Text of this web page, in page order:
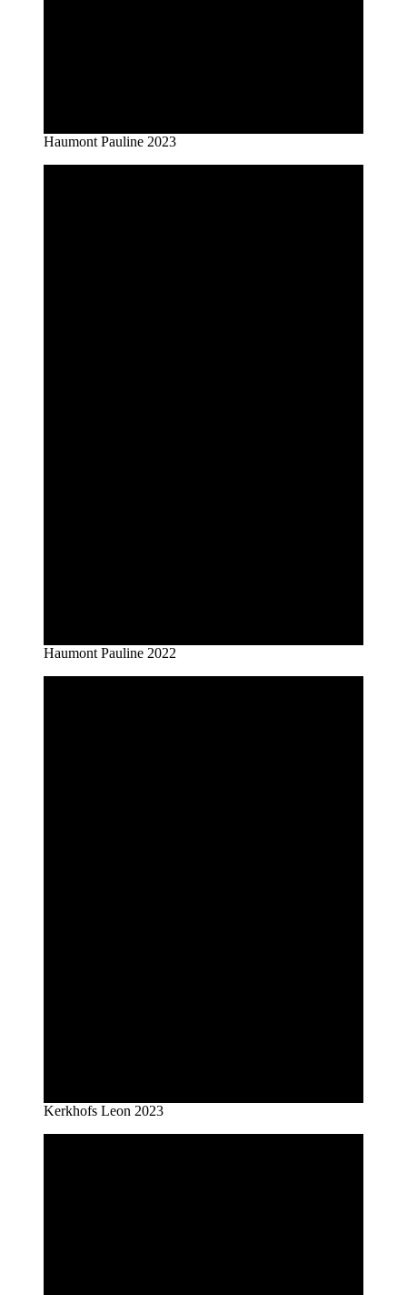
Haumont Pauline 2023
Haumont Pauline 2022
Kerkhofs Leon 2023